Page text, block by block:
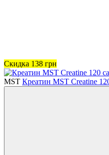
Скидка 138 грн
MST Креатин MST Creatine